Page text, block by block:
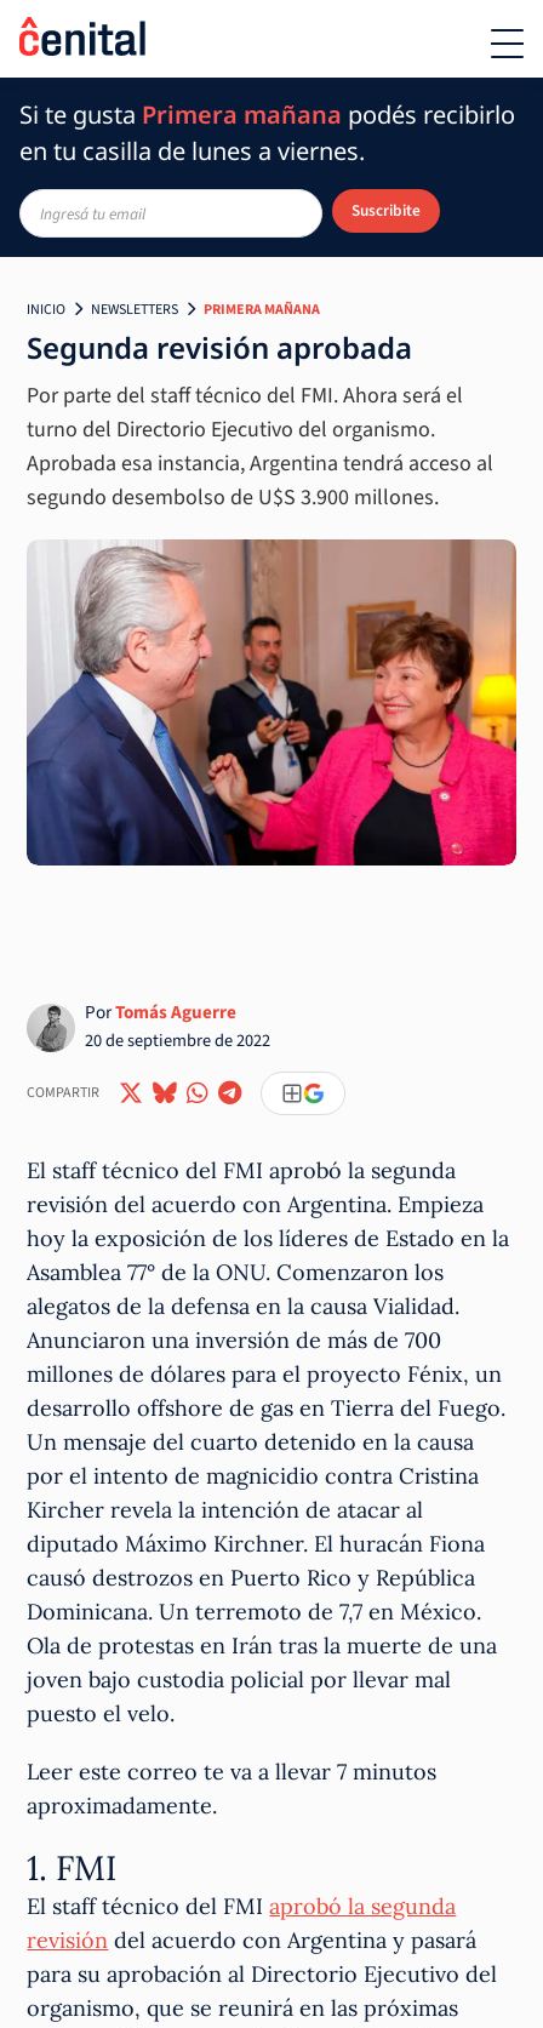
Si te gusta Primera mañana podés recibirlo
en tu casilla de lunes a viernes.
Suscribite
INICIO NEWSLETTERS PRIMERA MAÑANA
Segunda revisión aprobada
Por parte del staff técnico del FMI. Ahora será el
turno del Directorio Ejecutivo del organismo.
Aprobada esa instancia, Argentina tendrá acceso al
segundo desembolso de U$S 3.900 millones.
PorTomás Aguerre
20 de septiembre de 2022
COMPARTIR
El staff técnico del FMI aprobó la segunda
revisión del acuerdo con Argentina. Empieza
hoy la exposición de los líderes de Estado en la
Asamblea 77° de la ONU. Comenzaron los
alegatos de la defensa en la causa Vialidad.
Anunciaron una inversión de más de 700
millones de dólares para el proyecto Fénix, un
desarrollo offshore de gas en Tierra del Fuego.
Un mensaje del cuarto detenido en la causa
por el intento de magnicidio contra Cristina
Kircher revela la intención de atacar al
diputado Máximo Kirchner. El huracán Fiona
causó destrozos en Puerto Rico y República
Dominicana. Un terremoto de 7,7 en México.
Ola de protestas en Irán tras la muerte de una
joven bajo custodia policial por llevar mal
puesto el velo.
Leer este correo te va a llevar 7 minutos
aproximadamente.
1. FMI
El staff técnico del FMIaprobó la segunda
revisión del acuerdo con Argentina y pasará
para su aprobación al Directorio Ejecutivo del
organismo, que se reunirá en las próximas